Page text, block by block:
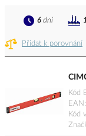
Přidat k porovnání
6 dní
Kód
EAN
Kód